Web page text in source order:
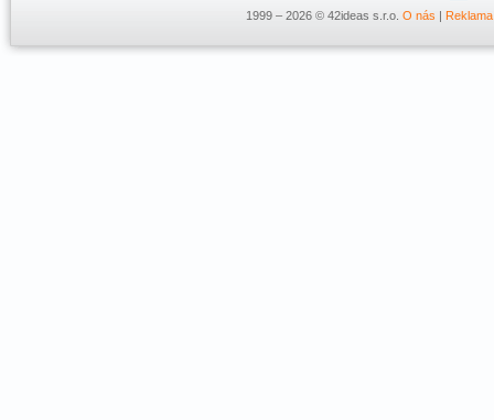
1999 – 2026 © 42ideas s.r.o. O nás | Reklama